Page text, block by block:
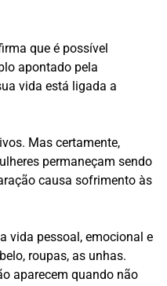
que é possível
apontado pela
vida está ligada a
Mas certamente,
permaneçam sendo
causa sofrimento às
vida pessoal, emocional e
roupas, as unhas.
aparecem quando não